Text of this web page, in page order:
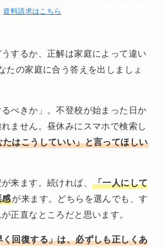
資料請求はこちら
するか、正解は家庭によって違い
たの家庭に合う答えを出しましょ
るべきか」。不登校が始まった日か
ません。昼休みにスマホで検索し
たはこうしていい」と言ってほしい
来ます。続ければ、
「一人にして
感が来ます。どちらを選んでも、す
正直なところだと思います。
回復する」は、必ずしも正しくあ